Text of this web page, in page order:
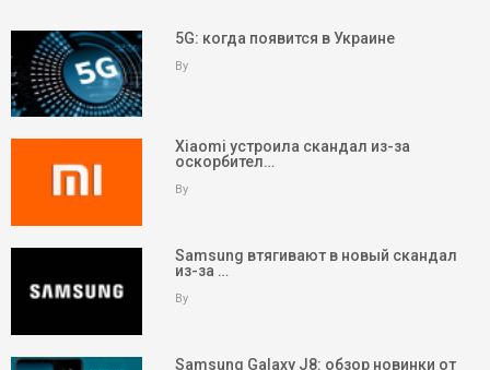
5G: когда появится в Украине
By
Xiaomi устроила скандал из-за
оскорбител…
By
Samsung втягивают в новый скандал
из-за …
By
Samsung Galaxy J8: обзор новинки от